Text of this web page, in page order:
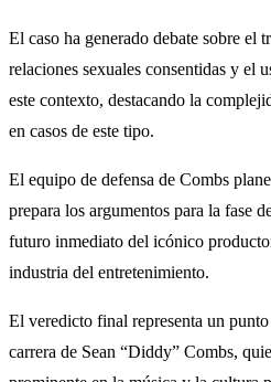
El caso ha generado debate sobre el
relaciones sexuales consentidas y el
este contexto, destacando la
en casos de este tipo.
El equipo de defensa de Combs
prepara los argumentos para la fase
futuro inmediato del icónico
industria del entretenimiento.
El veredicto final representa un
carrera de Sean “Diddy” Combs,